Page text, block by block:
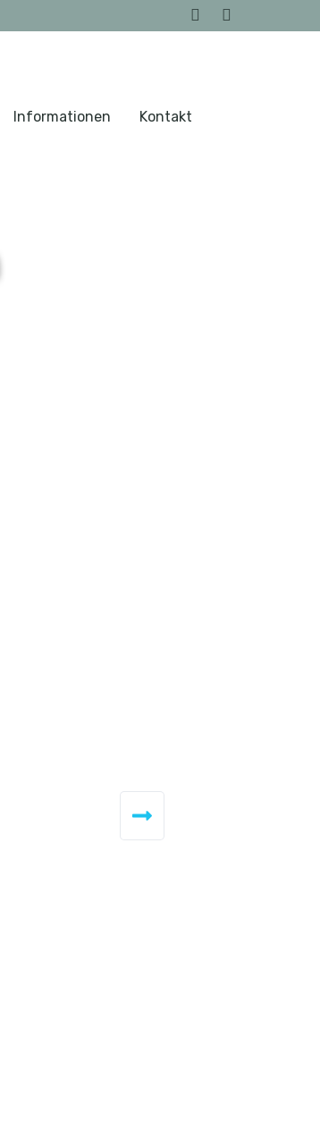
Informationen Kontakt